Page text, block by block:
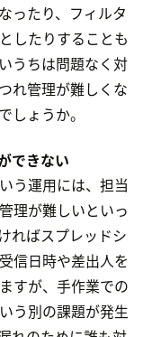
ったり、フィルタ
したりすることも
うちは問題なく対
れ管理が難しくな
しょうか。
できない
う運用には、担当
理が難しいといっ
ればスプレッドシ
信日時や差出人を
すが、手作業での
う別の課題が発生